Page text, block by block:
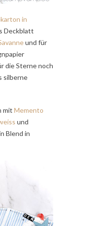
in
Deckblatt
und für
die Sterne noch
silberne
mit Memento
und
Blend in